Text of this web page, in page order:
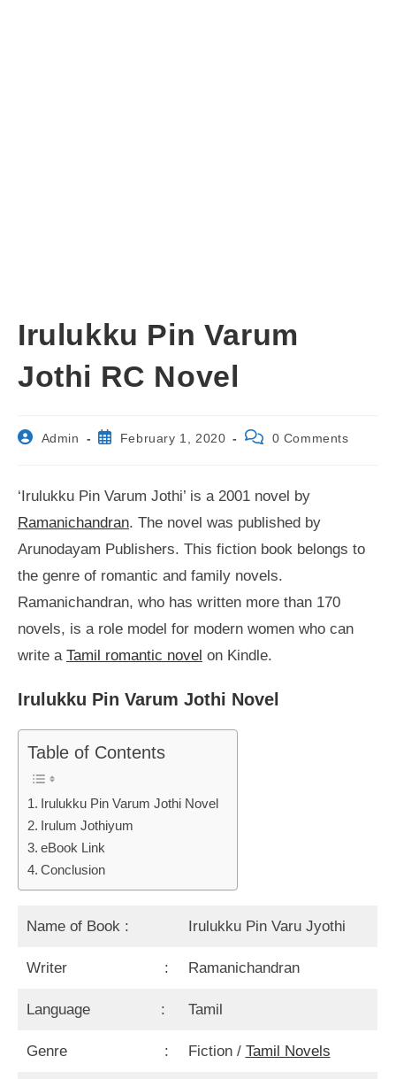
Irulukku Pin Varum
Jothi RC Novel
PostAdmin
PostFebruary 1, 2020
Post 0 Comments
‘Irulukku Pin Varum Jothi’ is a 2001 novel by
Ramanichandran. The novel was published by
Arunodayam Publishers. This fiction book belongs to
the genre of romantic and family novels.
Ramanichandran, who has written more than 170
novels, is a role model for modern women who can
write a Tamil romantic novel on Kindle.
Irulukku Pin Varum Jothi Novel
Table of Contents
Irulukku Pin Varum Jothi Novel
Irulum Jothiyum
eBook Link
Conclusion
Name of Book : Irulukku Pin Varu Jyothi
Writer : Ramanichandran
Language : Tamil
Genre : Fiction / Tamil Novels